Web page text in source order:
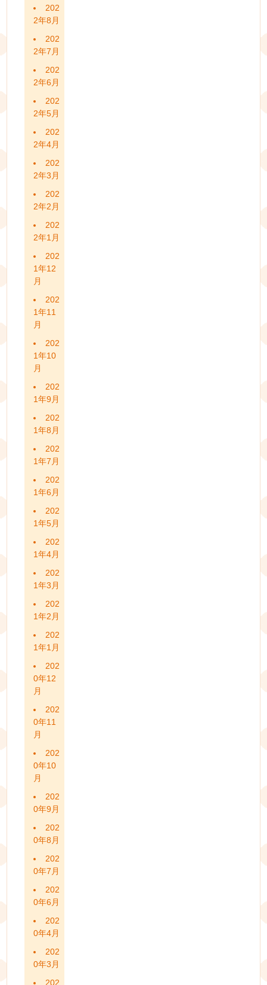
202
2年8月
202
2年7月
202
2年6月
202
2年5月
202
2年4月
202
2年3月
202
2年2月
202
2年1月
202
1年12
月
202
1年11
月
202
1年10
月
202
1年9月
202
1年8月
202
1年7月
202
1年6月
202
1年5月
202
1年4月
202
1年3月
202
1年2月
202
1年1月
202
0年12
月
202
0年11
月
202
0年10
月
202
0年9月
202
0年8月
202
0年7月
202
0年6月
202
0年4月
202
0年3月
202